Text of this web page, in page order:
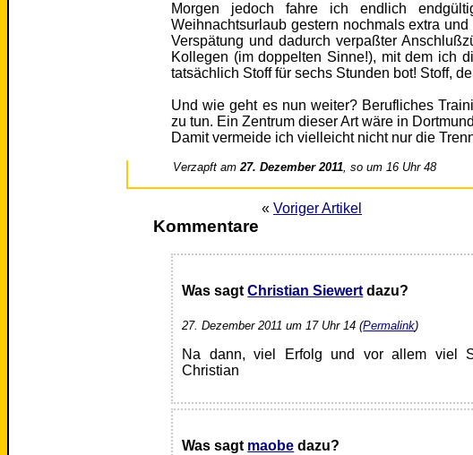
Morgen jedoch fahre ich endlich
Weihnachtsurlaub gestern nochmals extra
Verspätung und dadurch verpaßter
Kollegen (im doppelten Sinne!), mit dem ich
tatsächlich Stoff für sechs Stunden bot! Stoff,
Und wie geht es nun weiter? Berufliches
zu tun. Ein Zentrum dieser Art wäre in
Damit vermeide ich vielleicht nicht nur die
Verzapft am27. Dezember 2011, so um 16 Uhr 48
« Voriger Artikel
Kommentare
Was sagtChristian Siewertdazu?
27. Dezember 2011 um 17 Uhr 14 (Permalink)
Na dann, viel Erfolg und vor allem viel
Christian
Was sagt maobe dazu?